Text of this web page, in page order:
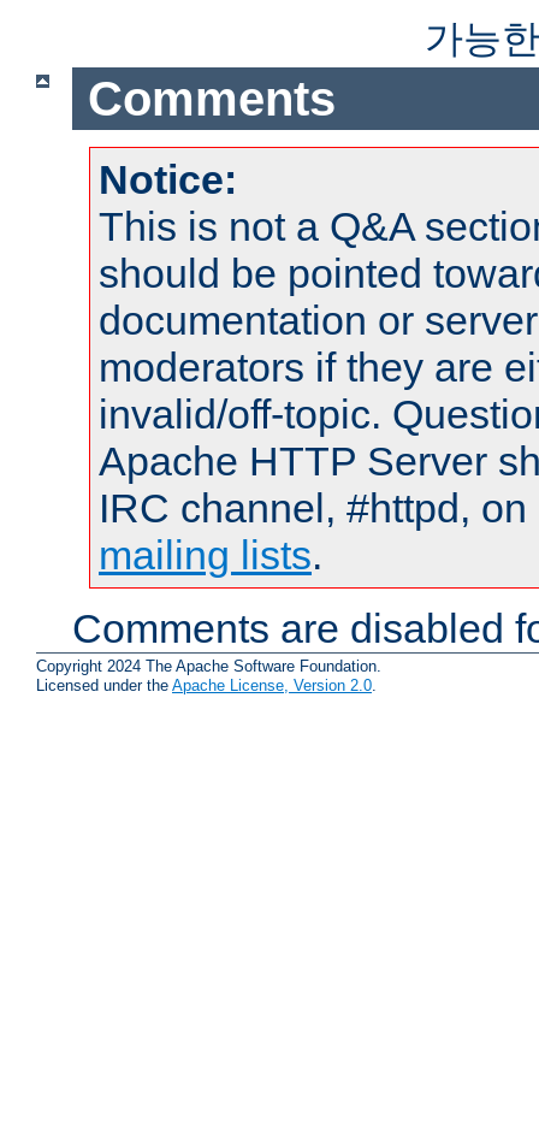
가능
Comments
Notice:
This is not a Q&A
should be pointed
documentation or
moderators if they are
invalid/off-topic.
Apache HTTP Server
IRC channel, #httpd,
mailing lists.
Comments are disabled
Copyright 2024 The Apache Software Foundation.
Licensed under the Apache License, Version 2.0.